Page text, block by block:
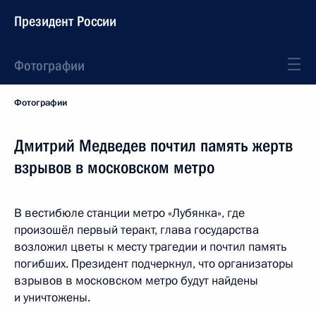
Президент России
Фотографии
Фотографии
Дмитрий Медведев почтил память жертв
взрывов в московском метро
В вестибюле станции метро «Лубянка», где
произошёл первый теракт, глава государства
возложил цветы к месту трагедии и почтил память
погибших. Президент подчеркнул, что организаторы
взрывов в московском метро будут найдены
и уничтожены.